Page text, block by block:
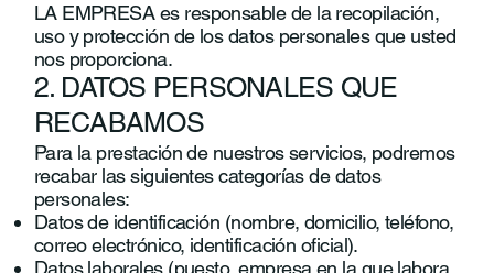
LA EMPRESA es responsable de la recopilación,
uso y protección de los datos personales que usted
nos proporciona.
2. DATOS PERSONALES QUE
RECABAMOS
Para la prestación de nuestros servicios, podremos
recabar las siguientes categorías de datos
personales:
Datos de identificación (nombre, domicilio, teléfono,
correo electrónico, identificación oficial).
Datos laborales (puesto, empresa en la que labora,